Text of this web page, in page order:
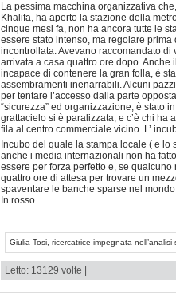
La pessima macchina organizzativa
Khalifa, ha aperto la stazione della
cinque mesi fa, non ha ancora tutte le
essere stato intenso, ma regolare
incontrollata. Avevano raccomandato
arrivata a casa quattro ore dopo.
incapace di contenere la gran folla, è
assembramenti inenarrabili. Alcuni
per tentare l’accesso dalla parte
“sicurezza” ed organizzazione, è stato
grattacielo si è paralizzata, e c’è chi ha
fila al centro commerciale vicino. L’
Incubo del quale la stampa locale ( e
anche i media internazionali non ha
essere per forza perfetto e, se
quattro ore di attesa per trovare un
spaventare le banche sparse nel
In rosso.
Giulia Tosi, ricercatrice impegnata
Letto: 13129 volte |